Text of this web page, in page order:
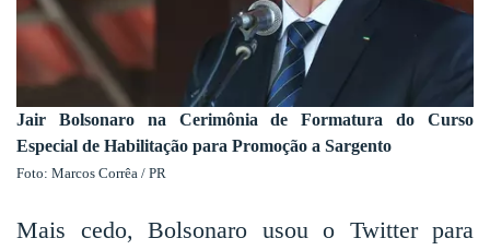
Jair Bolsonaro na Cerimônia de Formatura do Curso
Especial de Habilitação para Promoção a Sargento
Foto: Marcos Corrêa / PR
Mais cedo, Bolsonaro usou o Twitter para